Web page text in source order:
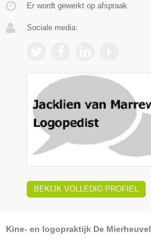
Er wordt gewerkt op afspraak.
Sociale media:
BEKIJK VOLLEDIG PROFIEL
Kine- en logopraktijk De Mierheuvel